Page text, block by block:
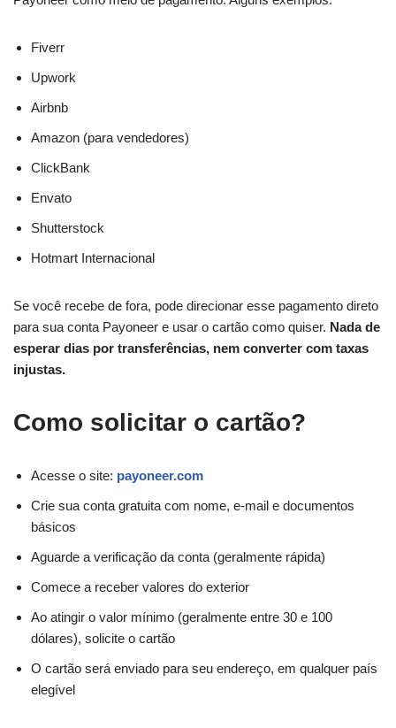
Fiverr
Upwork
Airbnb
Amazon (para vendedores)
ClickBank
Envato
Shutterstock
Hotmart Internacional
Se você recebe de fora, pode direcionar esse pagamento direto
para sua conta Payoneer e usar o cartão como quiser. Nada de
esperar dias por transferências, nem converter com taxas
injustas.
Como solicitar o cartão?
Acesse o site: payoneer.com
Crie sua conta gratuita com nome, e-mail e documentos
básicos
Aguarde a verificação da conta (geralmente rápida)
Comece a receber valores do exterior
Ao atingir o valor mínimo (geralmente entre 30 e 100
dólares), solicite o cartão
O cartão será enviado para seu endereço, em qualquer país
elegível